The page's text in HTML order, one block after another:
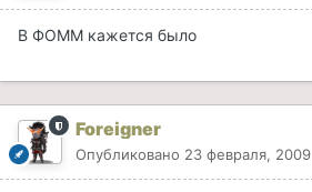
В ФОММ кажется было
Foreigner
Опубликовано 23 февраля, 2009